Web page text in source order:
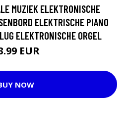
MUZIEK ELEKTRONISCHE
ELEKTRISCHE PIANO
ELEKTRONISCHE ORGEL
EUR
NOW